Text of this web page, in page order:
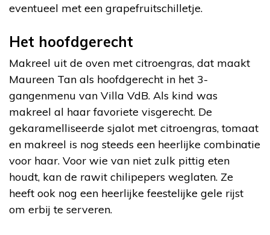
eventueel met een grapefruitschilletje.
Het hoofdgerecht
Makreel uit de oven met citroengras, dat maakt
Maureen Tan als hoofdgerecht in het 3-
gangenmenu van Villa VdB. Als kind was
makreel al haar favoriete visgerecht. De
gekaramelliseerde sjalot met citroengras, tomaat
en makreel is nog steeds een heerlijke combinatie
voor haar. Voor wie van niet zulk pittig eten
houdt, kan de rawit chilipepers weglaten. Ze
heeft ook nog een heerlijke feestelijke gele rijst
om erbij te serveren.